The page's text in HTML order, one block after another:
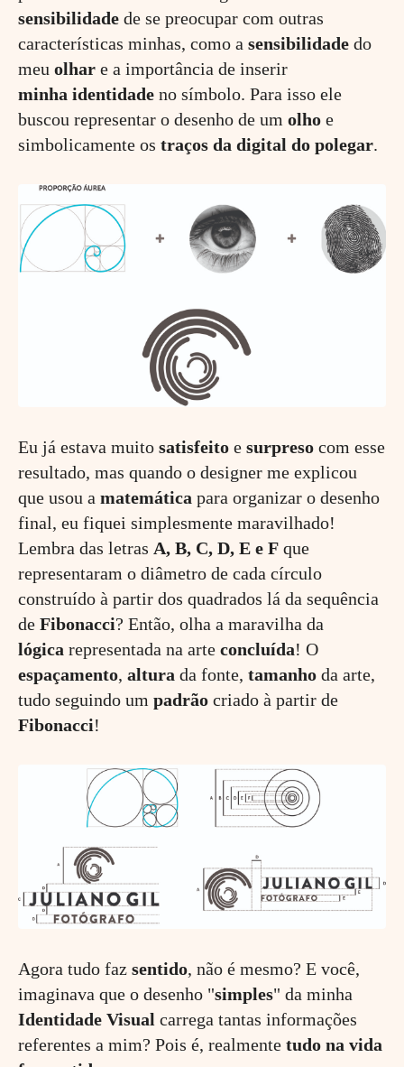
sensibilidade de se preocupar com outras
características minhas, como a sensibilidade do
meu olhar e a importância de inserir
minha identidade no símbolo. Para isso ele
buscou representar o desenho de um olho e
simbolicamente os traços da digital do polegar.
Eu já estava muito satisfeito e surpreso com esse
resultado, mas quando o designer me explicou
que usou a matemática para organizar o desenho
final, eu fiquei simplesmente maravilhado!
Lembra das letras A, B, C, D, E e F que
representaram o diâmetro de cada círculo
construído à partir dos quadrados lá da sequência
de Fibonacci? Então, olha a maravilha da
lógica representada na arte concluída! O
espaçamento, altura da fonte, tamanho da arte,
tudo seguindo um padrão criado à partir de
Fibonacci!
Agora tudo faz sentido, não é mesmo? E você,
imaginava que o desenho "simples" da minha
Identidade Visual carrega tantas informações
referentes a mim? Pois é, realmente tudo na vida